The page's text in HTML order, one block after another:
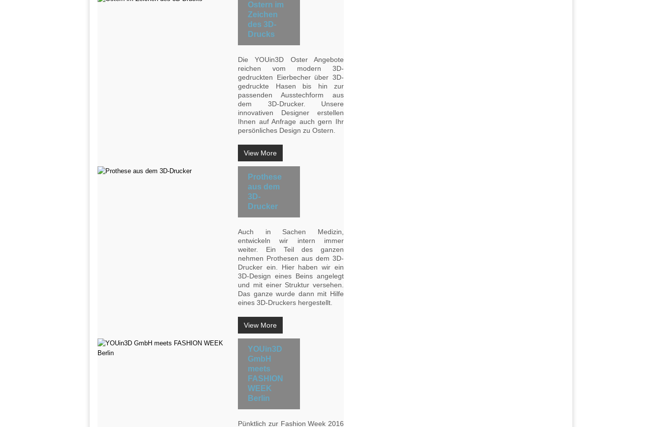
Ostern im
Zeichen
des 3D-
Drucks
Die YOUin3D Oster Angebote
reichen vom modern 3D-
gedruckten Eierbecher über 3D-
gedruckte Hasen bis hin zur
passenden Ausstechform aus
dem 3D-Drucker. Unsere
innovativen Designer erstellen
Ihnen auf Anfrage auch gern Ihr
persönliches Design zu Ostern.
View More
Prothese
aus dem
3D-
Drucker
Auch in Sachen Medizin,
entwickeln wir intern immer
weiter. Ein Teil des ganzen
nehmen Prothesen aus dem 3D-
Drucker ein. Hier haben wir ein
3D-Design eines Beins angelegt
und mit einer Struktur versehen.
Das ganze wurde dann mit Hilfe
eines 3D-Druckers hergestellt.
View More
YOUin3D
GmbH
meets
FASHION
WEEK
Berlin
Pünktlich zur Fashion Week 2016